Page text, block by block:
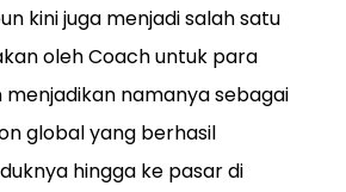
kini juga menjadi salah satu
oleh Coach untuk para
namanya sebagai
global yang berhasil
hingga ke pasar di